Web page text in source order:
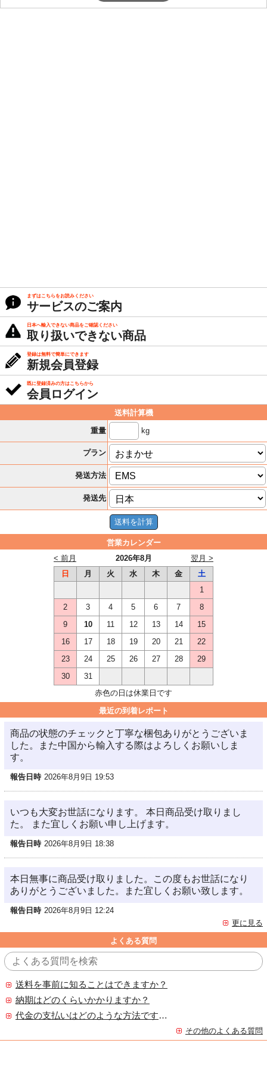
まずはこちらをお読みください
サービスのご案内
日本へ輸入できない商品をご確認ください
取り扱いできない商品
登録は無料で簡単にできます
新規会員登録
既に登録済みの方はこちらから
会員ログイン
送料計算機
重量
kg
プラン
発送方法
発送先
営業カレンダー
2026年8月
< 前月
翌月 >
日
月 火 水 木 金
土
1
2
3 4 5 6 7
8
9
10 11 12 13 14
15
16
17 18 19 20 21
22
23
24 25 26 27 28
29
30
31
赤色の日は休業日です
最近の到着レポート
商品の状態のチェックと丁寧な梱包ありがとうございま
した。また中国から輸入する際はよろしくお願いしま
す。
報告日時 2026年8月9日 19:53
いつも大変お世話になります。 本日商品受け取りまし
た。 また宜しくお願い申し上げます。
報告日時 2026年8月9日 18:38
本日無事に商品受け取りました。この度もお世話になり
ありがとうございました。また宜しくお願い致します。
報告日時 2026年8月9日 12:24
更に見る
よくある質問
送料を事前に知ることはできますか？
納期はどのくらいかかりますか？
代金の支払いはどのような方法ですか？
その他のよくある質問